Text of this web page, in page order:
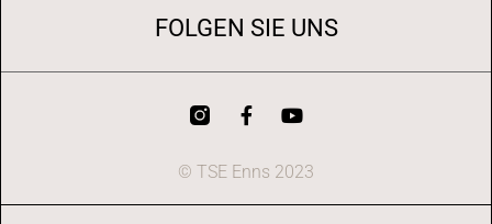
FOLGEN SIE UNS
© TSE Enns 2023